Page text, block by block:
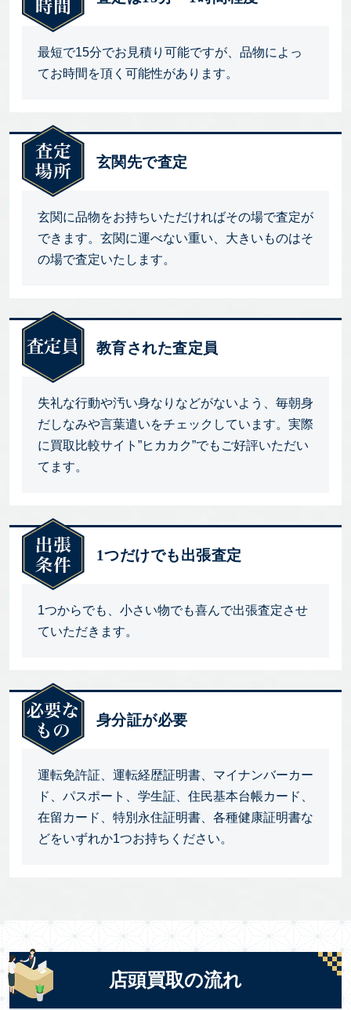
最短で15分でお見積り可能ですが、品物によっ
てお時間を頂く可能性があります。
玄関先で査定
玄関に品物をお持ちいただければその場で査定が
できます。玄関に運べない重い、大きいものはそ
の場で査定いたします。
教育された査定員
失礼な行動や汚い身なりなどがないよう、毎朝身
だしなみや言葉遣いをチェックしています。実際
に買取比較サイト”ヒカカク”でもご好評いただい
てます。
1つだけでも出張査定
1つからでも、小さい物でも喜んで出張査定させ
ていただきます。
身分証が必要
運転免許証、運転経歴証明書、マイナンバーカー
ド、パスポート、学生証、住民基本台帳カード、
在留カード、特別永住証明書、各種健康証明書な
どをいずれか1つお持ちください。
店頭買取の流れ